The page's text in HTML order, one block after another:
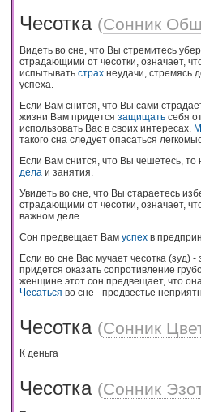
Чесотка (Сонник
Видеть во сне, что Вы стремитесь
страдающими от чесотки, означает,
испытывать страх неудачи, стремясь
успеха.
Если Вам снится, что Вы сами
жизни Вам придется защищать себя
использовать Вас в своих интересах.
такого сна следует опасаться
Если Вам снится, что Вы чешетесь,
дела и занятия.
Увидеть во сне, что Вы стараетесь
страдающими от чесотки, означает,
важном деле.
Сон предвещает Вам успех в
Если во сне Вас мучает чесотка (зуд)
придется оказать сопротивление
женщине этот сон предвещает, что
Чесаться во сне - предвестье
Чесотка (Сонник
К деньга
Чесотка (Сонник